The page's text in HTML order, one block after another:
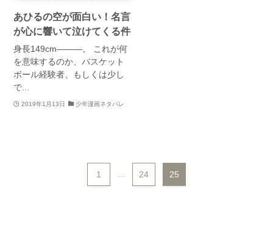
あひるの空が面白い！名言
が心に響いて泣けてくる件
身長149cm―――。 これが何
を意味するのか、バスケット
ボール経験者、もしくは少し
で...
2019年1月13日 少年漫画ネタバレ
1 24 25